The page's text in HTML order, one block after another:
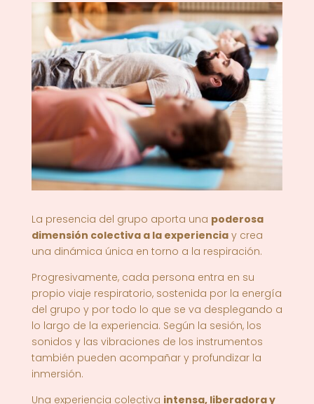
La presencia del grupo aporta una poderosa
dimensión colectiva a la experienciay crea
una dinámica única en torno a la respiración.
Progresivamente, cada persona entra en su
propio viaje respiratorio, sostenida por la energía
del grupo y por todo lo que se va desplegando a
lo largo de la experiencia. Según la sesión, los
sonidos y las vibraciones de los instrumentos
también pueden acompañar y profundizar la
inmersión.
Una experiencia colectiva intensa, liberadora y